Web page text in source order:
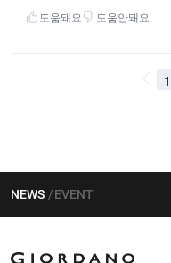
NEWS EVENT